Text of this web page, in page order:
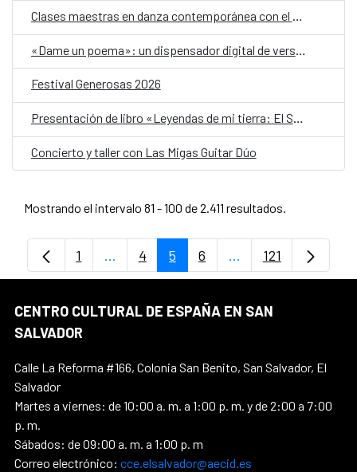
Clases maestras en danza contemporánea con el Festival Nómada 2026
Festival Generosas 2026
Presentación de libro «Leyendas de mi tierra: El Salvador»
Concierto y taller con Las Migas Guitar Dúo
Mostrando el intervalo 81 - 100 de 2.411 resultados.
Página
1 ...Páginas intermedias Use TAB para
Página
4 Página
5 Página
6 ...PáginasPágina
121
CENTRO CULTURAL DE ESPAÑA EN SAN
SALVADOR
Calle La Reforma #166, Colonia San Benito, San Salvador, El
Salvador
Martes a viernes: de 10:00 a. m. a 1:00 p. m. y de 2:00 a 7:00
p. m.
Sábados: de 09:00 a. m. a 1:00 p. m
Correo electrónico: cce.elsalvador@aecid.es